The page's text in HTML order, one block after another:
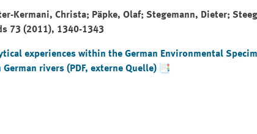
Kermani, Christa; Päpke, Olaf; Stegemann, Dieter;
73 (2011), 1340-1343
experiences within the German Environmental
German rivers(PDF, externe Quelle)